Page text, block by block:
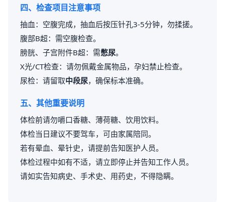
四、检查项目注意事项
抽血：空腹完成，抽血后按压针孔3-5分钟，勿揉搓。
腹部B超：需空腹检查。
膀胱、子宫附件B超：需憋尿。
X光/CT检查：请勿佩戴金属物品，孕妇禁止检查。
尿检：请留取中段尿，确保标本准确。
五、其他重要说明
体检前请勿嚼口香糖、薄荷糖、饮用饮料。
体检当日建议不要驾车，可由家属陪同。
若有晕血、晕针史，请提前告知医护人员。
体检过程中如有不适，请立即停止并告知工作人员。
请如实告知病史、手术史、用药史，不得隐瞒。